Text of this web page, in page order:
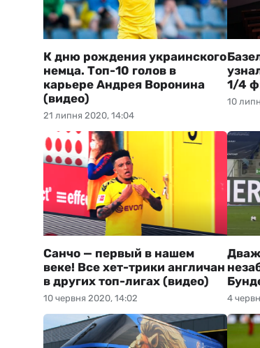
21 липня 2020, 14:04
К дню рождения украинского
немца. Топ-10 голов в
карьере Андрея Воронина
(видео)
10
1/4
10 червня 2020, 14:02
Санчо — первый в нашем
веке! Все хет-трики англичан
в других топ-лигах (видео)
4